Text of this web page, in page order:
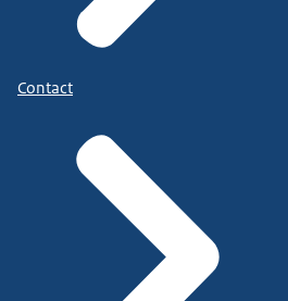
Contact